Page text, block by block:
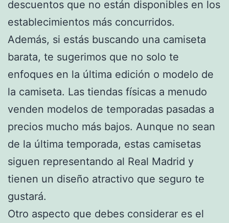
descuentos que no están disponibles en los
establecimientos más concurridos.
Además, si estás buscando una camiseta
barata, te sugerimos que no solo te
enfoques en la última edición o modelo de
la camiseta. Las tiendas físicas a menudo
venden modelos de temporadas pasadas a
precios mucho más bajos. Aunque no sean
de la última temporada, estas camisetas
siguen representando al Real Madrid y
tienen un diseño atractivo que seguro te
gustará.
Otro aspecto que debes considerar es el